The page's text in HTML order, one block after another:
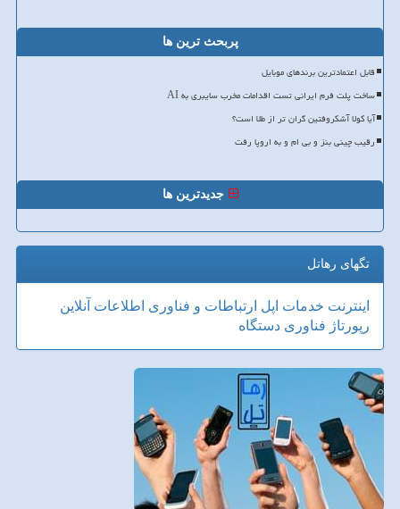
پربحث ترین ها
قابل اعتمادترین برندهای موبایل
ساخت پلت فرم ایرانی تست اقدامات مخرب سایبری به AI
آیا کولا آشکروفتین گران تر از طلا است؟
رقیب چینی بنز و بی ام و به اروپا رفت
جدیدترین ها
تگهای رهاتل
اینترنت خدمات اپل ارتباطات و فناوری اطلاعات آنلاین
رپورتاژ فناوری دستگاه